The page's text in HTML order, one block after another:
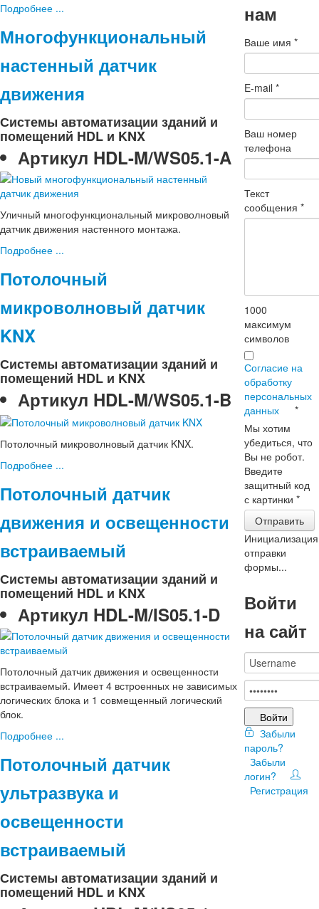
Подробнее ...
Многофункциональный
настенный датчик
движения
Системы автоматизации зданий и
помещений HDL и KNX
Артикул HDL-M/WS05.1-A
Уличный многофункциональный микроволновый
датчик движения настенного монтажа.
Подробнее ...
Потолочный
микроволновый датчик
KNX
Системы автоматизации зданий и
помещений HDL и KNX
Артикул HDL-M/WS05.1-B
Потолочный микроволновый датчик KNX.
Подробнее ...
Потолочный датчик
движения и освещенности
встраиваемый
Системы автоматизации зданий и
помещений HDL и KNX
Артикул HDL-M/IS05.1-D
Потолочный датчик движения и освещенности
встраиваемый. Имеет 4 встроенных не зависимых
логических блока и 1 совмещенный логический
блок.
Подробнее ...
Потолочный датчик
ультразвука и
освещенности
встраиваемый
Системы автоматизации зданий и
помещений HDL и KNX
нам
Ваше имя*
E-mail*
Ваш номер
телефона
Текст
сообщения*
1000
максимум
символов
Согласие на
обработку
персональных
данных
*
Мы хотим
убедиться, что
Вы не робот.
Введите
защитный код
с картинки*
Отправить
Инициализация
отправки
формы...
Войти
на сайт
Войти
Забыли
пароль?
Забыли
логин?
Регистрация